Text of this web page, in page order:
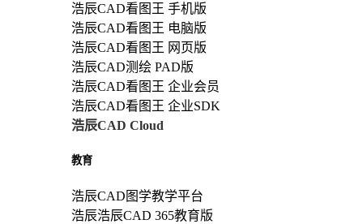
浩辰CAD看图王 手机版
浩辰CAD看图王 电脑版
浩辰CAD看图王 网页版
浩辰CAD测绘 PAD版
浩辰CAD看图王 企业会员
浩辰CAD看图王 企业SDK
浩辰CAD Cloud
教育
浩辰CAD图学教学平台
浩辰浩辰CAD 365教育版